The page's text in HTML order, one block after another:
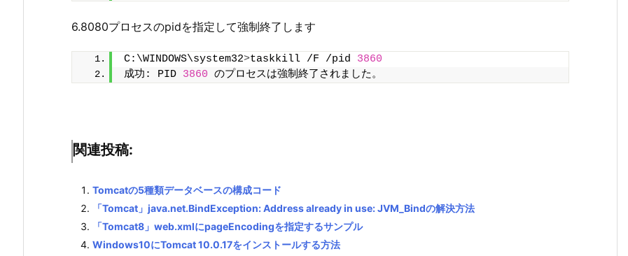
6.8080プロセスのpidを指定して強制終了します
C:\WINDOWS\system32>taskkill /F /pid 3860
成功: PID 3860 のプロセスは強制終了されました。
関連投稿:
Tomcatの5種類データベースの構成コード
「Tomcat」java.net.BindException: Address already in use: JVM_Bindの解決方法
「Tomcat8」web.xmlにpageEncodingを指定するサンプル
Windows10にTomcat 10.0.17をインストールする方法